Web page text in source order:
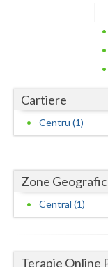
Gorj
Harghita
Ialomita
Maramures
Cartiere
Centru (1)
Zone
Central (1)
Terapie Online